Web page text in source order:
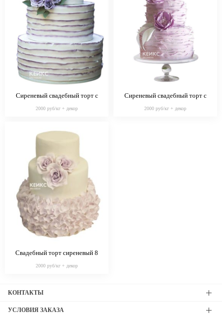
Сиреневый свадебный торт с
2000 руб/кг + декор
Сиреневый свадебный торт с
2000 руб/кг + декор
Свадебный торт сиреневый 8
2000 руб/кг + декор
КОНТАКТЫ
УСЛОВИЯ ЗАКАЗА